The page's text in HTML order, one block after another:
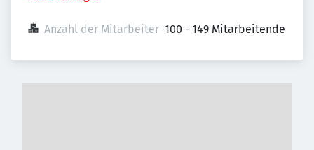
Anzahl der Mitarbeiter 100 - 149 Mitarbeitende